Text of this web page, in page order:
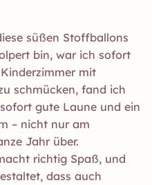
süßen Stoffballons
bin, war ich sofort
mit
schmücken, fand ich
gute Laune und ein
– nicht nur am
Jahr über.
richtig Spaß, und
dass auch